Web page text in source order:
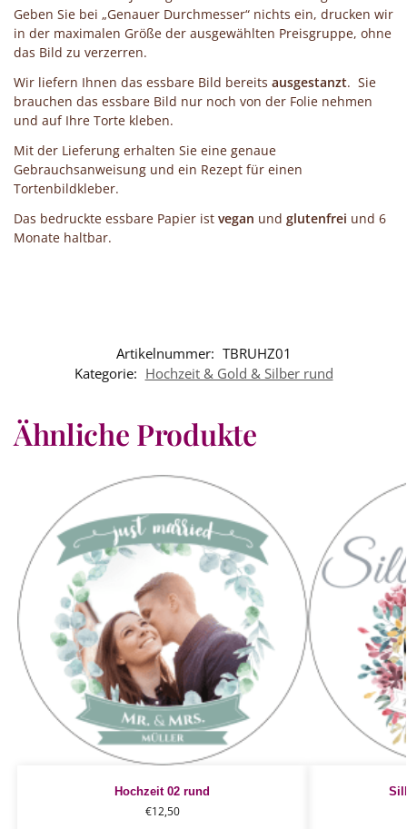
Geben Sie bei „Genauer Durchmesser“ nichts ein, drucken wir
in der maximalen Größe der ausgewählten Preisgruppe, ohne
das Bild zu verzerren.
Wir liefern Ihnen das essbare Bild bereits ausgestanzt. Sie
brauchen das essbare Bild nur noch von der Folie nehmen
und auf Ihre Torte kleben.
Mit der Lieferung erhalten Sie eine genaue
Gebrauchsanweisung und ein Rezept für einen
Tortenbildkleber.
Das bedruckte essbare Papier ist vegan und glutenfrei und 6
Monate haltbar.
Artikelnummer: TBRUHZ01
Kategorie: Hochzeit & Gold & Silber rund
Ähnliche Produkte
Hochzeit 02 rund
€12,50